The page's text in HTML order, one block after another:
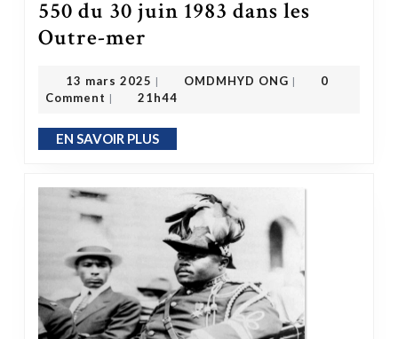
550 du 30 juin 1983 dans les
Outre-mer
13 mars 2025 | OMDMHYD ONG |
0
Comment | 21h44
EN SAVOIR PLUSEN SAVOIR PLUS